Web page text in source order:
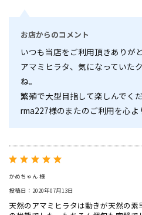
お店からのコメント
いつも当店をご利用頂きありが
アマミヒラタ、気になっていた
ね。
繁殖で大型目指して楽しんでく
rma227様のまたのご利用を心よ
かめちゃん 様
投稿日：2020年07月13日
天然のアマミヒラタは動きが天然の